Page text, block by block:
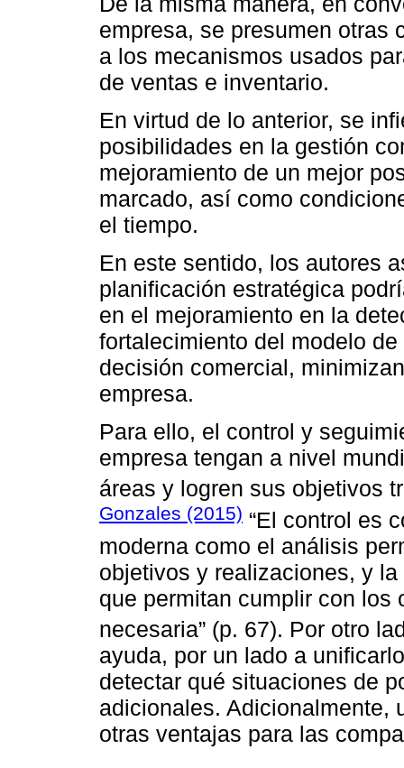
empresa, se presumen otras
a los mecanismos usados
de ventas e inventario.
En virtud de lo anterior, se
posibilidades en la gestión
mejoramiento de un mejor
marcado, así como
el tiempo.
En este sentido, los autores
planificación estratégica
en el mejoramiento en la
fortalecimiento del modelo
decisión comercial,
empresa.
Para ello, el control y
empresa tengan a nivel
áreas y logren sus objetivos
Gonzales (2015) “El control es
moderna como el análisis
objetivos y realizaciones, y
que permitan cumplir con los
necesaria” (p. 67). Por otro
ayuda, por un lado a
detectar qué situaciones de
adicionales. Adicionalmente,
otras ventajas para las